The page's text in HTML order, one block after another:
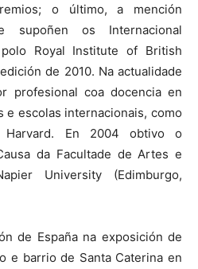
o último, a mención
supoñen os Internacional
Royal Institute of British
de 2010. Na actualidade
profesional coa docencia en
e escolas internacionais, como
Harvard. En 2004 obtivo o
da Facultade de Artes e
University (Edimburgo,
de España na exposición de
e barrio de Santa Caterina en